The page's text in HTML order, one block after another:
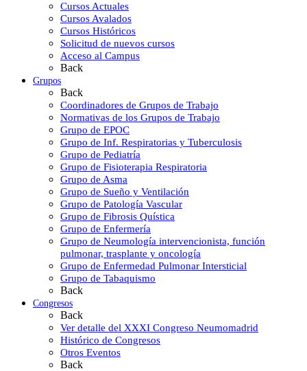
Cursos Actuales
Cursos Avalados
Cursos Históricos
Solicitud de nuevos cursos
Acceso al Campus
Back
Grupos
Back
Coordinadores de Grupos de Trabajo
Normativas de los Grupos de Trabajo
Grupo de EPOC
Grupo de Inf. Respiratorias y Tuberculosis
Grupo de Pediatría
Grupo de Fisioterapia Respiratoria
Grupo de Asma
Grupo de Sueño y Ventilación
Grupo de Patología Vascular
Grupo de Fibrosis Quística
Grupo de Enfermería
Grupo de Neumología intervencionista, función
pulmonar, trasplante y oncología
Grupo de Enfermedad Pulmonar Intersticial
Grupo de Tabaquismo
Back
Congresos
Back
Ver detalle del XXXI Congreso Neumomadrid
Histórico de Congresos
Otros Eventos
Back